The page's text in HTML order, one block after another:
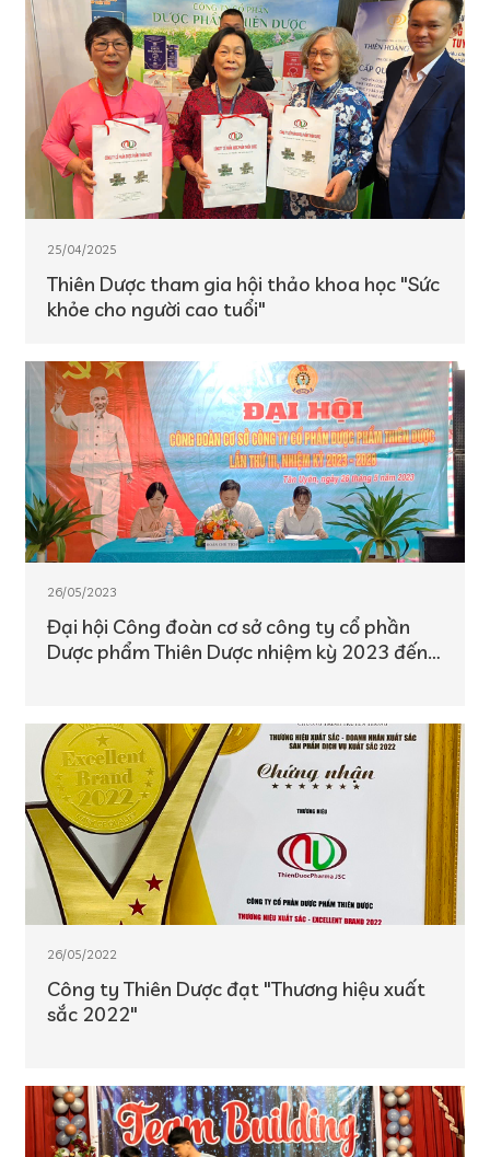
25/04/2025
Thiên Dược tham gia hội thảo khoa học "Sức
khỏe cho người cao tuổi"
26/05/2023
Đại hội Công đoàn cơ sở công ty cổ phần
Dược phẩm Thiên Dược nhiệm kỳ 2023 đến
26/05/2022
Công ty Thiên Dược đạt "Thương hiệu xuất
sắc 2022"